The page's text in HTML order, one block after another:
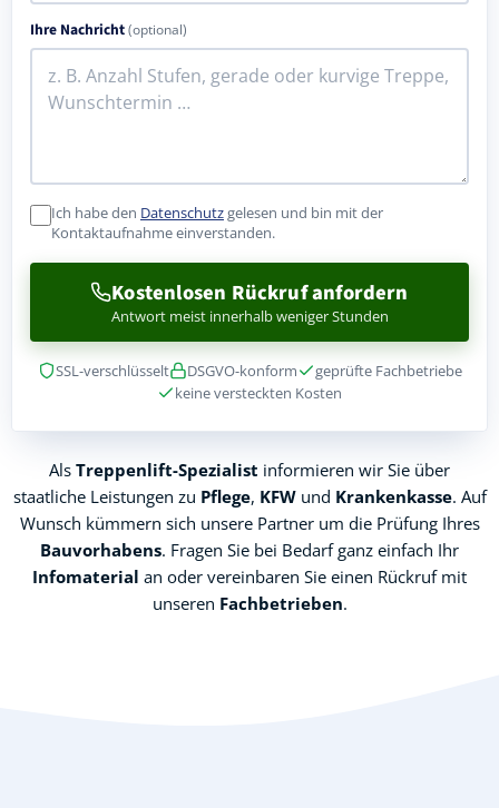
Ihre Nachricht(optional)
Ich habe den Datenschutzgelesen und bin mit der
Kontaktaufnahme einverstanden.
Kostenlosen Rückruf anfordern
Antwort meist innerhalb weniger Stunden
SSL-verschlüsselt DSGVO-konform
geprüfte Fachbetriebe
keine versteckten Kosten
Als Treppenlift-Spezialist informieren wir Sie über
staatliche Leistungen zu Pflege, KFWund Krankenkasse. Auf
Wunsch kümmern sich unsere Partner um die Prüfung Ihres
Bauvorhabens. Fragen Sie bei Bedarf ganz einfach Ihr
Infomaterial an oder vereinbaren Sie einen Rückruf mit
unseren Fachbetrieben.